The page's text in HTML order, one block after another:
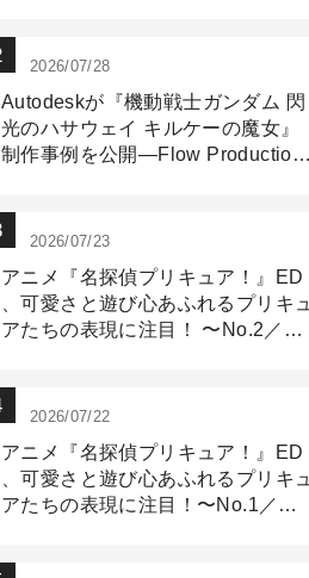
2026/07/28
Autodeskが『機動戦士ガンダム 閃
光のハサウェイ キルケーの魔女』
制作事例を公開―Flow Production
2026/07/23
アニメ『名探偵プリキュア！』ED
、可愛さと遊び心あふれるプリキュ
アたちの表現に注目！ 〜No.2／モ
2026/07/22
アニメ『名探偵プリキュア！』ED
、可愛さと遊び心あふれるプリキュ
アたちの表現に注目！〜No.1／演